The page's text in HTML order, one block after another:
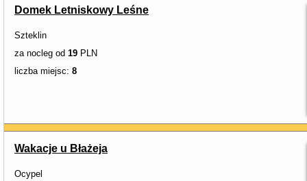
Domek Letniskowy Leśne
Szteklin
za nocleg od 19 PLN
liczba miejsc: 8
Wakacje u Błażeja
Ocypel